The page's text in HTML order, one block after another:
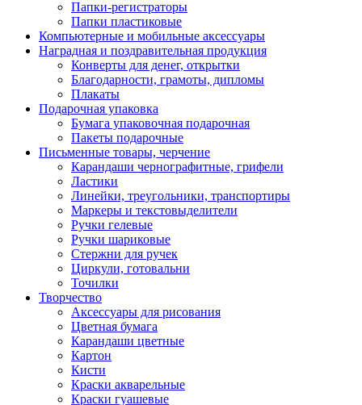
Папки-регистраторы
Папки пластиковые
Компьютерные и мобильные аксессуары
Наградная и поздравительная продукция
Конверты для денег, открытки
Благодарности, грамоты, дипломы
Плакаты
Подарочная упаковка
Бумага упаковочная подарочная
Пакеты подарочные
Письменные товары, черчение
Карандаши чернографитные, грифели
Ластики
Линейки, треугольники, транспортиры
Маркеры и текстовыделители
Ручки гелевые
Ручки шариковые
Стержни для ручек
Циркули, готовальни
Точилки
Творчество
Аксессуары для рисования
Цветная бумага
Карандаши цветные
Картон
Кисти
Краски акварельные
Краски гуашевые